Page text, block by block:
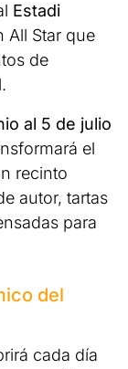
Estadi
All Star que
de
al 5 de julio
el
recinto
autor, tartas
para
del
cada día